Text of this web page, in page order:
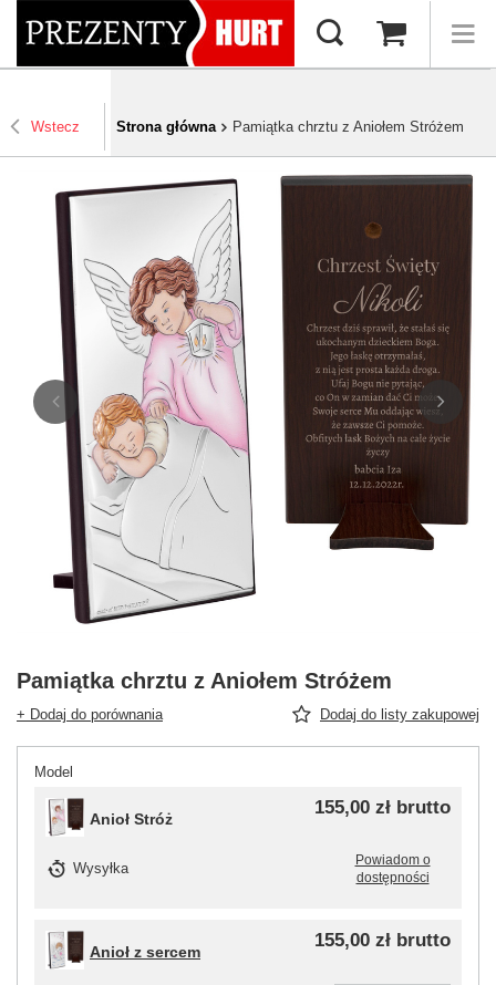
Wstecz Strona główna Pamiątka chrztu z Aniołem Stróżem
Pamiątka chrztu z Aniołem Stróżem
+ Dodaj do porównania Dodaj do listy zakupowej
Model
Anioł z sercem
155,00 zł brutto
Anioł Stróż
155,00 zł brutto
Wysyłka
Powiadom o
dostępności